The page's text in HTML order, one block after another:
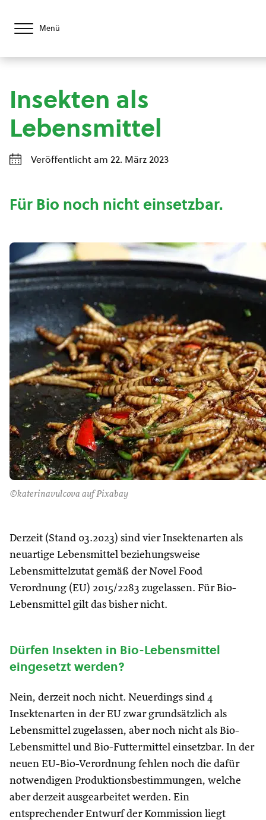
Menü
Insekten als
Lebensmittel
Veröffentlicht am 22. März 2023
Für Bio noch nicht einsetzbar.
©katerinavulcova auf Pixabay
Derzeit (Stand 03.2023) sind vier Insektenarten als
neuartige Lebensmittel beziehungsweise
Lebensmittelzutat gemäß der Novel Food
Verordnung (EU) 2015/2283 zugelassen. Für Bio-
Lebensmittel gilt das bisher nicht.
Dürfen Insekten in Bio-Lebensmittel
eingesetzt werden?
Nein, derzeit noch nicht. Neuerdings sind 4
Insektenarten in der EU zwar grundsätzlich als
Lebensmittel zugelassen, aber noch nicht als Bio-
Lebensmittel und Bio-Futtermittel einsetzbar. In der
neuen EU-Bio-Verordnung fehlen noch die dafür
notwendigen Produktionsbestimmungen, welche
aber derzeit ausgearbeitet werden. Ein
entsprechender Entwurf der Kommission liegt